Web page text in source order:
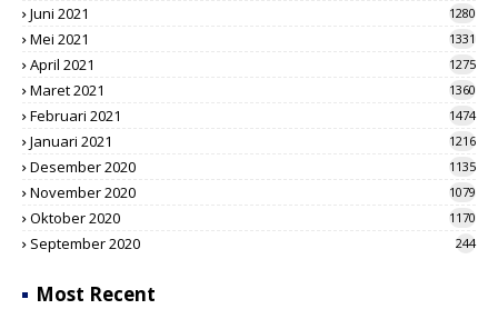
Juni 2021 1280
Mei 2021 1331
April 2021 1275
Maret 2021 1360
Februari 2021 1474
Januari 2021 1216
Desember 2020 1135
November 2020 1079
Oktober 2020 1170
September 2020 244
Most Recent